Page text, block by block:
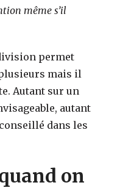
même s’il
permet
mais il
Autant sur un
autant
dans les
on